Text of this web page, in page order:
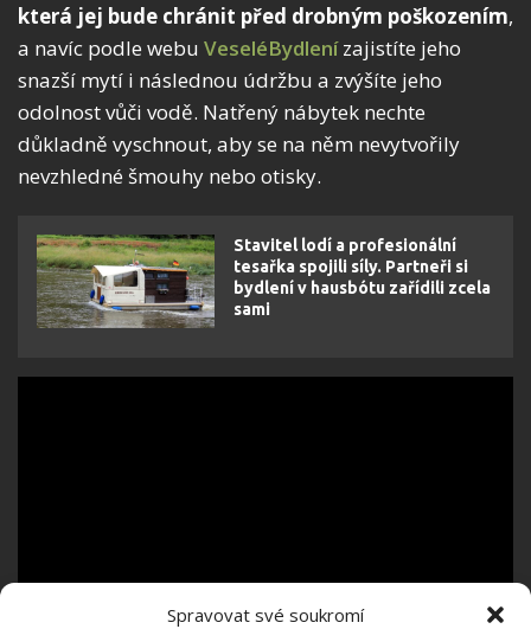
Spravovat své soukromí
která jej bude chránit před drobným poškozením,
a navíc podle webu VeseléBydlenízajistíte jeho
snazší mytí i následnou údržbu a zvýšíte jeho
odolnost vůči vodě. Natřený nábytek nechte
důkladně vyschnout, aby se na něm nevytvořily
nevzhledné šmouhy nebo otisky.
Stavitel lodí a profesionální
tesařka spojili síly. Partneři si
bydlení v hausbótu zařídili zcela
sami